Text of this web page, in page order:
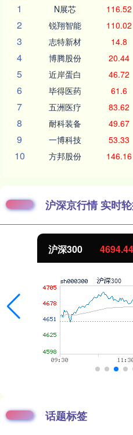
1
N展芯 116.52
2 锐翔智能 110.02
3 志特新材 14.8
4 博腾股份 20.44
5 近岸蛋白 46.72
6 毕得医药 61.6
7 五洲医疗 83.62
8 耐科装备 49.67
9 一博科技 53.33
10 方邦股份 146.16
沪深京行情 实时
沪深300 4694.44
话题标签